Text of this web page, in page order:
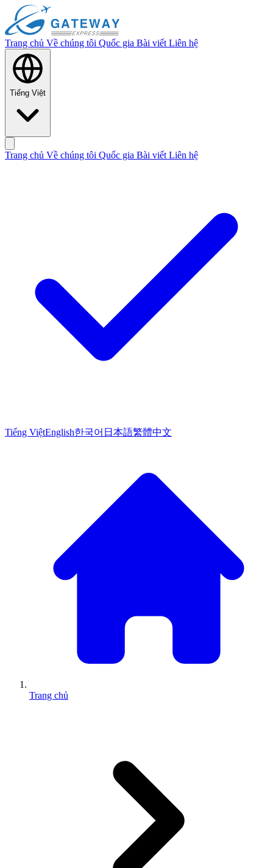
Trang chủ Về chúng tôi Quốc gia Bài viết Liên hệ
Tiếng Việt
Trang chủ Về chúng tôi Quốc gia Bài viết Liên hệ
Tiếng ViệtEnglish한국어 日本語繁體中文
Trang chủ